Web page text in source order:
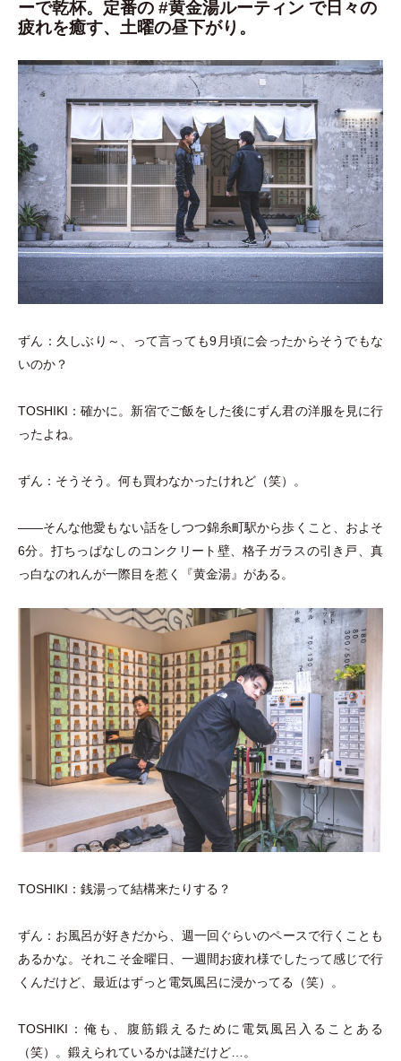
ーで乾杯。定番の #黄金湯ルーティン で日々の
疲れを癒す、土曜の昼下がり。
ずん：久しぶり～、って言っても9月頃に会ったからそうでもな
いのか？
TOSHIKI：確かに。新宿でご飯をした後にずん君の洋服を見に行
ったよね。
ずん：そうそう。何も買わなかったけれど （笑） 。
――そんな他愛もない話をしつつ錦糸町駅から歩くこと、およそ
6分。打ちっぱなしのコンクリート壁、格子ガラスの引き戸、真
っ白なのれんが一際目を惹く『黄金湯』がある。
TOSHIKI：銭湯って結構来たりする？
ずん：お風呂が好きだから、週一回ぐらいのペースで行くことも
あるかな。それこそ金曜日、一週間お疲れ様でしたって感じで行
くんだけど、最近はずっと電気風呂に浸かってる （笑） 。
TOSHIKI：俺も、腹筋鍛えるために電気風呂入ることある
（笑） 。鍛えられているかは謎だけど…。